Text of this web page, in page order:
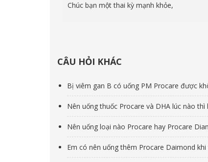
Chúc bạn một thai kỳ mạnh khỏe,
CÂU HỎI KHÁC
Bị viêm gan B có uống PM Procare được
Nên uống thuốc Procare và DHA lúc nào
Nên uống loại nào Procare hay Procare
Em có nên uống thêm Procare Daimond